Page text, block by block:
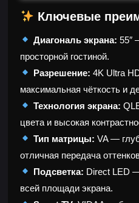
Ключевые
Диагональ экрана: 55″
просторной гостиной.
Разрешение: 4K Ultra
максимальная чёткость и
Технология экрана:
цвета и высокая
Тип матрицы: VA —
отличная передача
Подсветка: Direct LED
всей площади экрана.